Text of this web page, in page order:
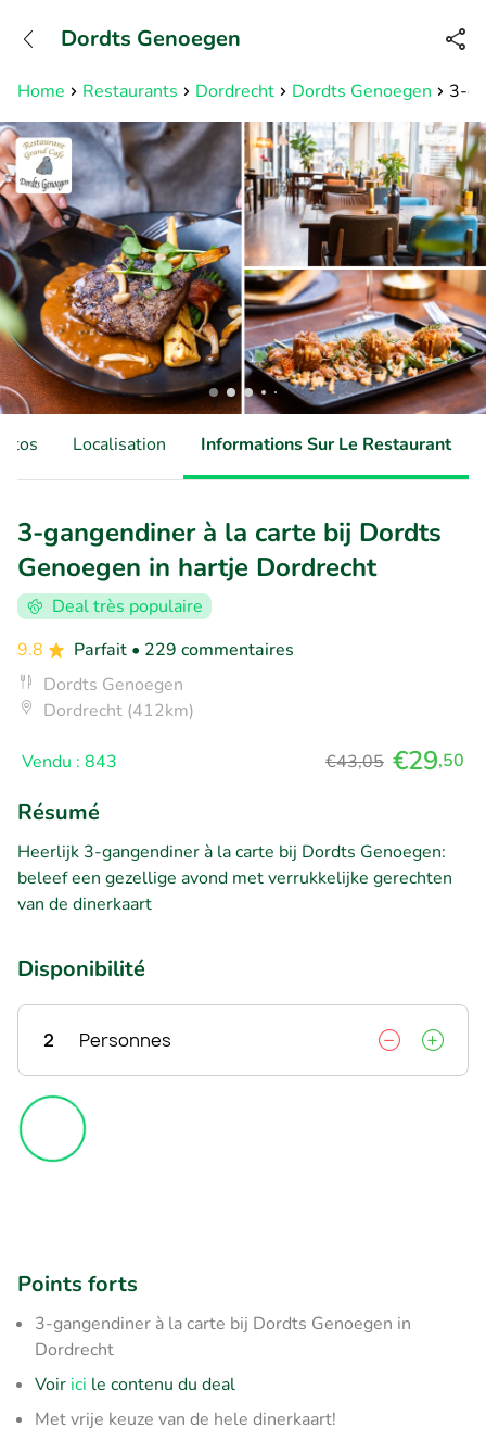
Disponible jusqu'à 23:00 heures
Home Restaurants Dordrecht Dordts Genoegen 3-
Dordts Genoegen
Localisation Informations Sur Le Restaurant
3-gangendiner à la carte bij Dordts
Genoegen in hartje Dordrecht
Deal très populaire
9.8
Parfait • 229 commentaires
Dordts Genoegen
Dordrecht (412km)
Vendu : 843 €43,05 €29,50
Résumé
Heerlijk 3-gangendiner à la carte bij Dordts Genoegen:
beleef een gezellige avond met verrukkelijke gerechten
van de dinerkaart
Disponibilité
2 Personnes
Points forts
3-gangendiner à la carte bij Dordts Genoegen in
Dordrecht
Voir ici le contenu du deal
Met vrije keuze van de hele dinerkaart!